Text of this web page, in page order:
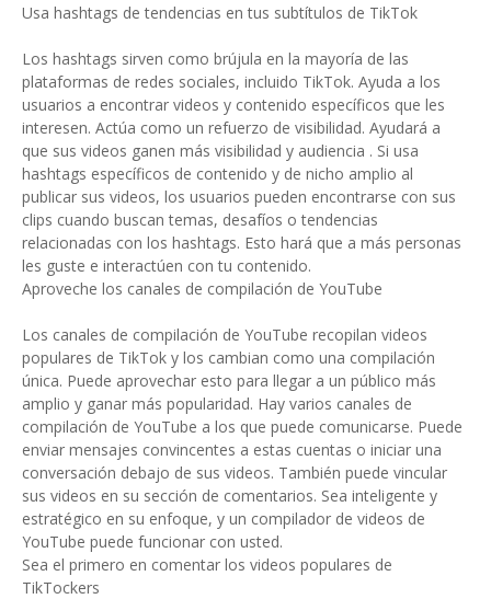
Usa hashtags de tendencias en tus subtítulos de TikTok
Los hashtags sirven como brújula en la mayoría de las
plataformas de redes sociales, incluido TikTok. Ayuda a los
usuarios a encontrar videos y contenido específicos que les
interesen. Actúa como un refuerzo de visibilidad. Ayudará a
que sus videos ganen más visibilidad y audiencia . Si usa
hashtags específicos de contenido y de nicho amplio al
publicar sus videos, los usuarios pueden encontrarse con sus
clips cuando buscan temas, desafíos o tendencias
relacionadas con los hashtags. Esto hará que a más personas
les guste e interactúen con tu contenido.
Aproveche los canales de compilación de YouTube
Los canales de compilación de YouTube recopilan videos
populares de TikTok y los cambian como una compilación
única. Puede aprovechar esto para llegar a un público más
amplio y ganar más popularidad. Hay varios canales de
compilación de YouTube a los que puede comunicarse. Puede
enviar mensajes convincentes a estas cuentas o iniciar una
conversación debajo de sus videos. También puede vincular
sus videos en su sección de comentarios. Sea inteligente y
estratégico en su enfoque, y un compilador de videos de
YouTube puede funcionar con usted.
Sea el primero en comentar los videos populares de
TikTockers